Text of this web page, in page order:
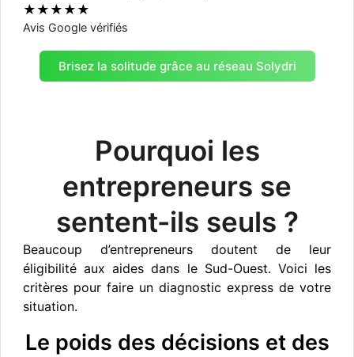
★★★★★
Avis Google vérifiés
Brisez la solitude grâce au réseau Solydri
Pourquoi les
entrepreneurs se
sentent-ils seuls ?
Beaucoup d’entrepreneurs doutent de leur
éligibilité aux aides dans le Sud-Ouest. Voici les
critères pour faire un diagnostic express de votre
situation.
Le poids des décisions et des